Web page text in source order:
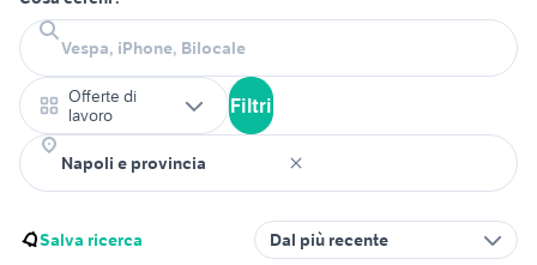
Offerte di
lavoro
Filtri
Salva ricerca Dal più recente